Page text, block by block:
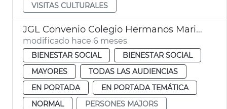
VISITAS CULTURALES
JGL Convenio Colegio Hermanos Maristas y Ayuntamiento València
modificado hace 6 meses
BIENESTAR SOCIAL
BIENESTAR SOCIAL
MAYORES
TODAS LAS AUDIENCIAS
EN PORTADA
EN PORTADA TEMÁTICA
NORMAL
PERSONES MAJORS